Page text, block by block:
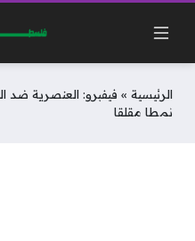
الرئيسية » فيفبرو: العنصرية ضد
نمطا مقلقا